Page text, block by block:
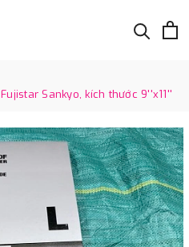
Sankyo, kích thước 9''x11''